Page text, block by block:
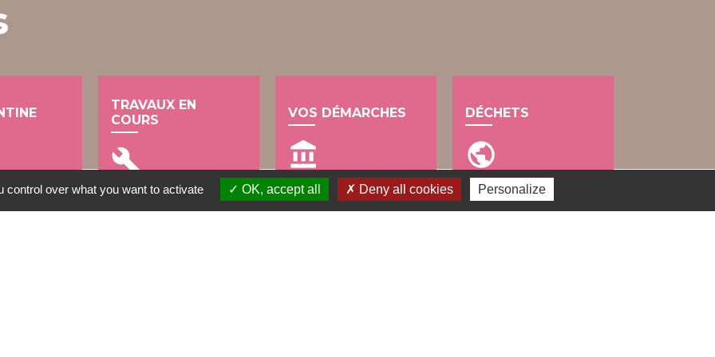
TRAVAUX EN
COURS
build
VOS DÉMARCHES
account_balance
DÉCHETS
public
over what you want to activate OK, accept all Deny all cookies Personalize